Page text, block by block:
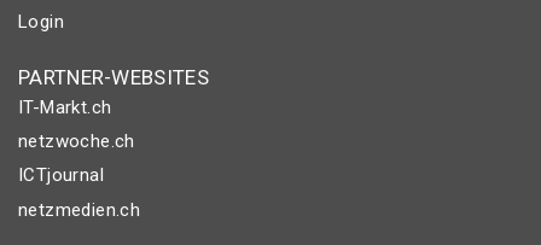
Login
PARTNER-WEBSITES
IT-Markt.ch
netzwoche.ch
ICTjournal
netzmedien.ch